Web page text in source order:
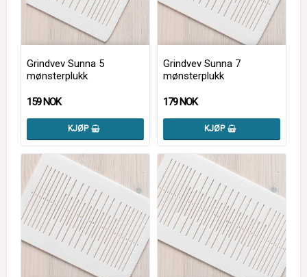
Grindvev Sunna 5
mønsterplukk
159 NOK
KJØP
Grindvev Sunna 7
mønsterplukk
179 NOK
KJØP